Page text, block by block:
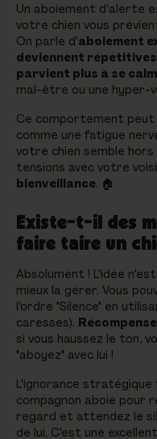
Un aboiement d'alerte
votre chien vous
On parle d'aboiement
deviennent
parvient plus à se
mal-être ou une hyper-
Ce comportement peut
comme une fatigue
votre chien semble
tensions avec votre
bienveillance. 🏠
Existe-t-il des
faire taire un
Absolument ! L'idée
mieux la gérer. Vous
l'ordre "Silence" en
caresses).
si vous haussez le ton,
"aboyez" avec lui !
L'ignorance
compagnon aboie pour
regard et attendez le
de lui. C'est une